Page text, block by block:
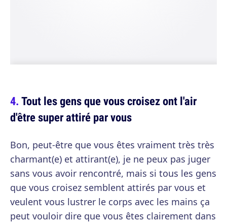
Tout les gens que vous croisez ont l'air
d'être super attiré par vous
Bon, peut-être que vous êtes vraiment très très
charmant(e) et attirant(e), je ne peux pas juger
sans vous avoir rencontré, mais si tous les gens
que vous croisez semblent attirés par vous et
veulent vous lustrer le corps avec les mains ça
peut vouloir dire que vous êtes clairement dans